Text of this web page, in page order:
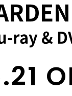
ray &